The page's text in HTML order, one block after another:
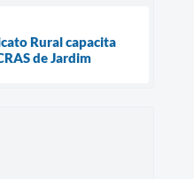
Rural capacita
de Jardim